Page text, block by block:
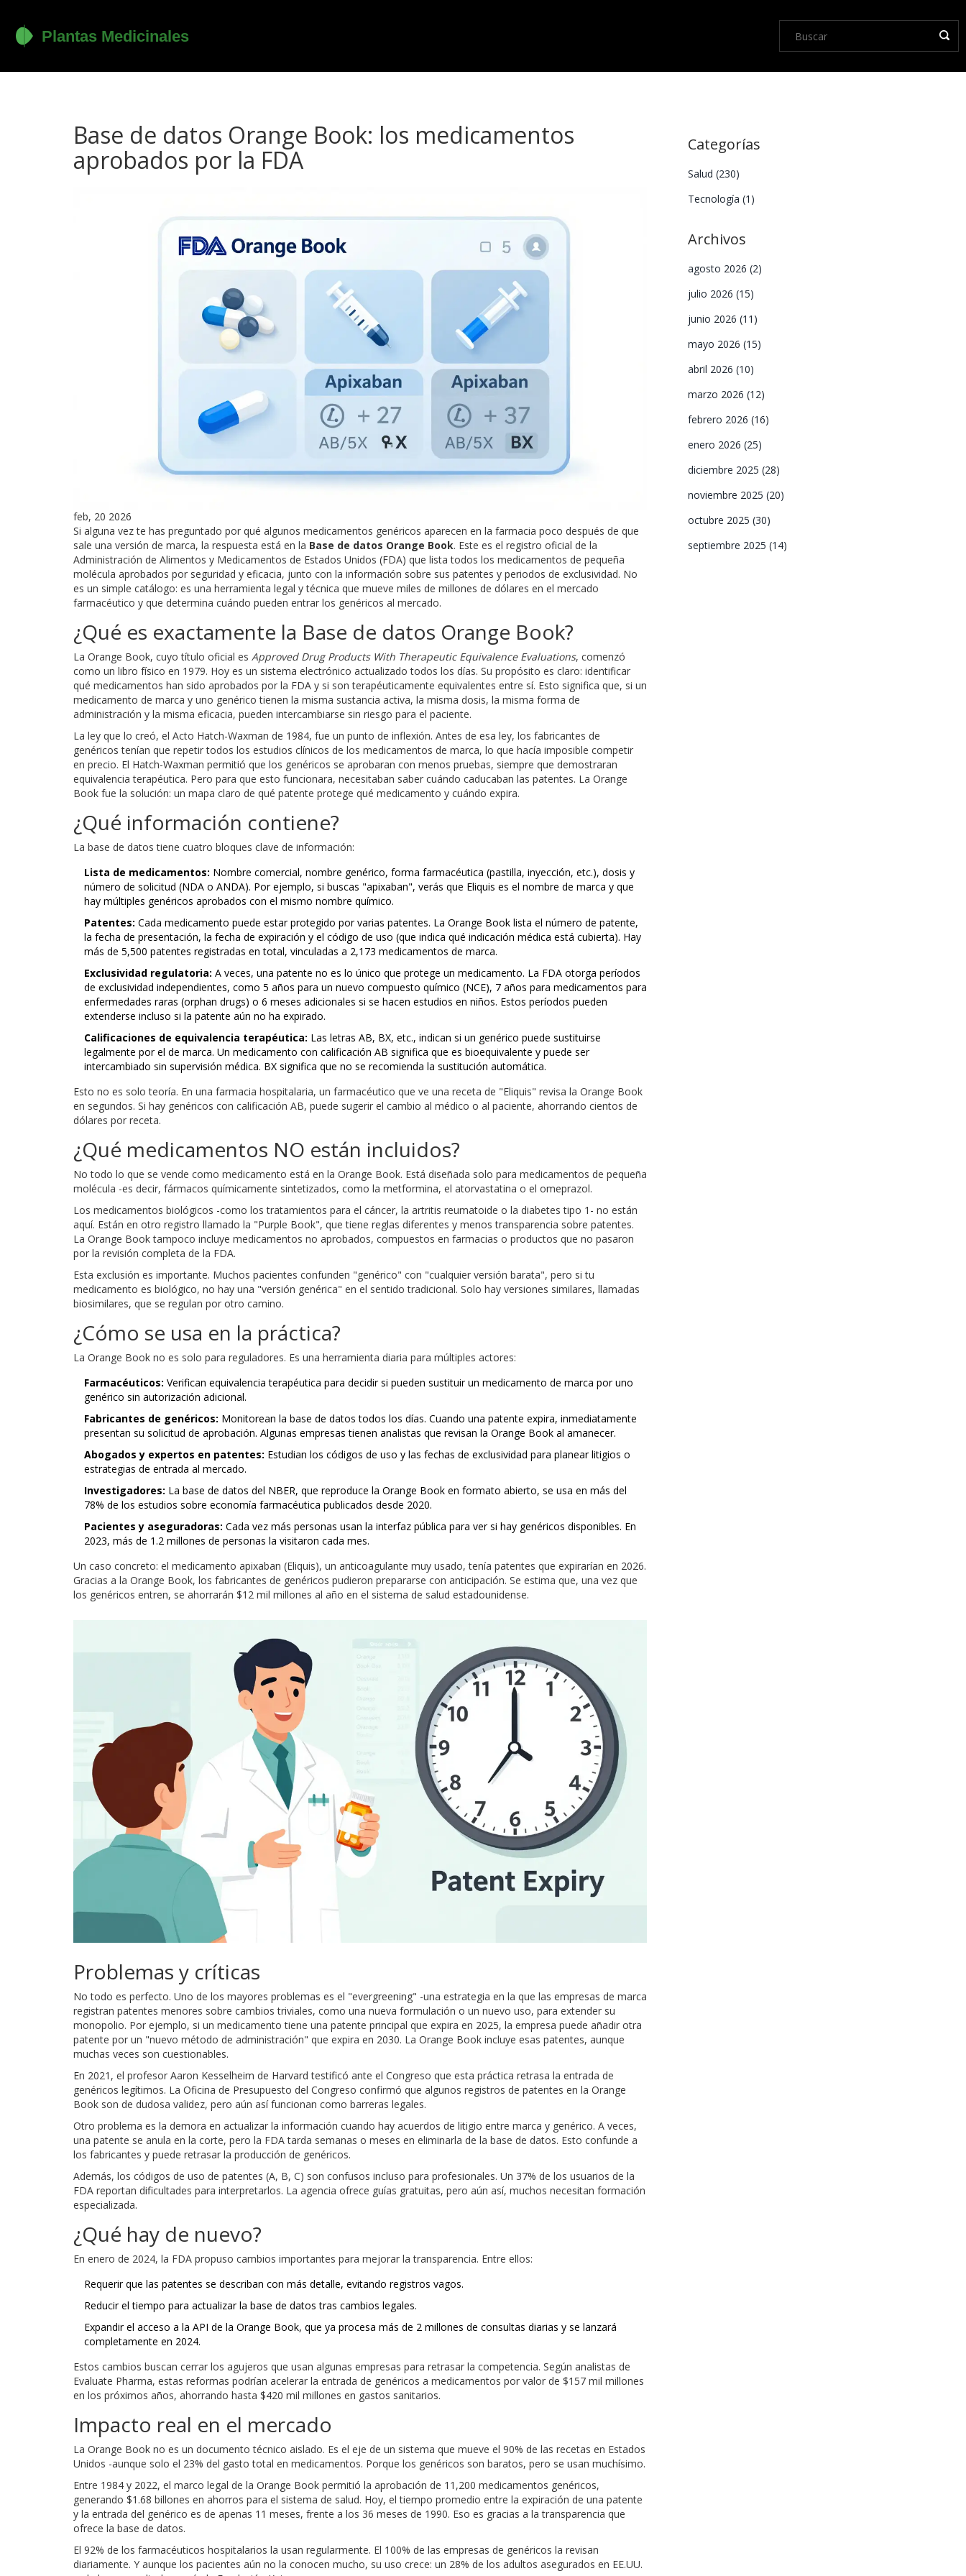
Base de datos Orange Book: los medicamentos
aprobados por la FDA
feb, 20 2026
Si alguna vez te has preguntado por qué algunos medicamentos genéricos aparecen en la farmacia poco después de que
sale una versión de marca, la respuesta está en la Base de datos Orange Book. Este es el registro oficial de la
Administración de Alimentos y Medicamentos de Estados Unidos (FDA) que lista todos los medicamentos de pequeña
molécula aprobados por seguridad y eficacia, junto con la información sobre sus patentes y periodos de exclusividad. No
es un simple catálogo: es una herramienta legal y técnica que mueve miles de millones de dólares en el mercado
farmacéutico y que determina cuándo pueden entrar los genéricos al mercado.
¿Qué es exactamente la Base de datos Orange Book?
La Orange Book, cuyo título oficial es Approved Drug Products With Therapeutic Equivalence Evaluations, comenzó
como un libro físico en 1979. Hoy es un sistema electrónico actualizado todos los días. Su propósito es claro: identificar
qué medicamentos han sido aprobados por la FDA y si son terapéuticamente equivalentes entre sí. Esto significa que, si un
medicamento de marca y uno genérico tienen la misma sustancia activa, la misma dosis, la misma forma de
administración y la misma eficacia, pueden intercambiarse sin riesgo para el paciente.
La ley que lo creó, el Acto Hatch-Waxman de 1984, fue un punto de inflexión. Antes de esa ley, los fabricantes de
genéricos tenían que repetir todos los estudios clínicos de los medicamentos de marca, lo que hacía imposible competir
en precio. El Hatch-Waxman permitió que los genéricos se aprobaran con menos pruebas, siempre que demostraran
equivalencia terapéutica. Pero para que esto funcionara, necesitaban saber cuándo caducaban las patentes. La Orange
Book fue la solución: un mapa claro de qué patente protege qué medicamento y cuándo expira.
¿Qué información contiene?
La base de datos tiene cuatro bloques clave de información:
Lista de medicamentos: Nombre comercial, nombre genérico, forma farmacéutica (pastilla, inyección, etc.), dosis y
número de solicitud (NDA o ANDA). Por ejemplo, si buscas "apixaban", verás que Eliquis es el nombre de marca y que
hay múltiples genéricos aprobados con el mismo nombre químico.
Patentes: Cada medicamento puede estar protegido por varias patentes. La Orange Book lista el número de patente,
la fecha de presentación, la fecha de expiración y el código de uso (que indica qué indicación médica está cubierta). Hay
más de 5,500 patentes registradas en total, vinculadas a 2,173 medicamentos de marca.
Exclusividad regulatoria: A veces, una patente no es lo único que protege un medicamento. La FDA otorga períodos
de exclusividad independientes, como 5 años para un nuevo compuesto químico (NCE), 7 años para medicamentos para
enfermedades raras (orphan drugs) o 6 meses adicionales si se hacen estudios en niños. Estos períodos pueden
extenderse incluso si la patente aún no ha expirado.
Calificaciones de equivalencia terapéutica: Las letras AB, BX, etc., indican si un genérico puede sustituirse
legalmente por el de marca. Un medicamento con calificación AB significa que es bioequivalente y puede ser
intercambiado sin supervisión médica. BX significa que no se recomienda la sustitución automática.
Esto no es solo teoría. En una farmacia hospitalaria, un farmacéutico que ve una receta de "Eliquis" revisa la Orange Book
en segundos. Si hay genéricos con calificación AB, puede sugerir el cambio al médico o al paciente, ahorrando cientos de
dólares por receta.
¿Qué medicamentos NO están incluidos?
No todo lo que se vende como medicamento está en la Orange Book. Está diseñada solo para medicamentos de pequeña
molécula -es decir, fármacos químicamente sintetizados, como la metformina, el atorvastatina o el omeprazol.
Los medicamentos biológicos -como los tratamientos para el cáncer, la artritis reumatoide o la diabetes tipo 1- no están
aquí. Están en otro registro llamado la "Purple Book", que tiene reglas diferentes y menos transparencia sobre patentes.
La Orange Book tampoco incluye medicamentos no aprobados, compuestos en farmacias o productos que no pasaron
por la revisión completa de la FDA.
Esta exclusión es importante. Muchos pacientes confunden "genérico" con "cualquier versión barata", pero si tu
medicamento es biológico, no hay una "versión genérica" en el sentido tradicional. Solo hay versiones similares, llamadas
biosimilares, que se regulan por otro camino.
¿Cómo se usa en la práctica?
La Orange Book no es solo para reguladores. Es una herramienta diaria para múltiples actores:
Farmacéuticos: Verifican equivalencia terapéutica para decidir si pueden sustituir un medicamento de marca por uno
genérico sin autorización adicional.
Fabricantes de genéricos: Monitorean la base de datos todos los días. Cuando una patente expira, inmediatamente
presentan su solicitud de aprobación. Algunas empresas tienen analistas que revisan la Orange Book al amanecer.
Abogados y expertos en patentes: Estudian los códigos de uso y las fechas de exclusividad para planear litigios o
estrategias de entrada al mercado.
Investigadores: La base de datos del NBER, que reproduce la Orange Book en formato abierto, se usa en más del
78% de los estudios sobre economía farmacéutica publicados desde 2020.
Pacientes y aseguradoras: Cada vez más personas usan la interfaz pública para ver si hay genéricos disponibles. En
2023, más de 1.2 millones de personas la visitaron cada mes.
Un caso concreto: el medicamento apixaban (Eliquis), un anticoagulante muy usado, tenía patentes que expirarían en 2026.
Gracias a la Orange Book, los fabricantes de genéricos pudieron prepararse con anticipación. Se estima que, una vez que
los genéricos entren, se ahorrarán $12 mil millones al año en el sistema de salud estadounidense.
Problemas y críticas
No todo es perfecto. Uno de los mayores problemas es el "evergreening" -una estrategia en la que las empresas de marca
registran patentes menores sobre cambios triviales, como una nueva formulación o un nuevo uso, para extender su
monopolio. Por ejemplo, si un medicamento tiene una patente principal que expira en 2025, la empresa puede añadir otra
patente por un "nuevo método de administración" que expira en 2030. La Orange Book incluye esas patentes, aunque
muchas veces son cuestionables.
En 2021, el profesor Aaron Kesselheim de Harvard testificó ante el Congreso que esta práctica retrasa la entrada de
genéricos legítimos. La Oficina de Presupuesto del Congreso confirmó que algunos registros de patentes en la Orange
Book son de dudosa validez, pero aún así funcionan como barreras legales.
Otro problema es la demora en actualizar la información cuando hay acuerdos de litigio entre marca y genérico. A veces,
una patente se anula en la corte, pero la FDA tarda semanas o meses en eliminarla de la base de datos. Esto confunde a
los fabricantes y puede retrasar la producción de genéricos.
Además, los códigos de uso de patentes (A, B, C) son confusos incluso para profesionales. Un 37% de los usuarios de la
FDA reportan dificultades para interpretarlos. La agencia ofrece guías gratuitas, pero aún así, muchos necesitan formación
especializada.
¿Qué hay de nuevo?
En enero de 2024, la FDA propuso cambios importantes para mejorar la transparencia. Entre ellos:
Requerir que las patentes se describan con más detalle, evitando registros vagos.
Reducir el tiempo para actualizar la base de datos tras cambios legales.
Expandir el acceso a la API de la Orange Book, que ya procesa más de 2 millones de consultas diarias y se lanzará
completamente en 2024.
Estos cambios buscan cerrar los agujeros que usan algunas empresas para retrasar la competencia. Según analistas de
Evaluate Pharma, estas reformas podrían acelerar la entrada de genéricos a medicamentos por valor de $157 mil millones
en los próximos años, ahorrando hasta $420 mil millones en gastos sanitarios.
Impacto real en el mercado
La Orange Book no es un documento técnico aislado. Es el eje de un sistema que mueve el 90% de las recetas en Estados
Unidos -aunque solo el 23% del gasto total en medicamentos. Porque los genéricos son baratos, pero se usan muchísimo.
Entre 1984 y 2022, el marco legal de la Orange Book permitió la aprobación de 11,200 medicamentos genéricos,
generando $1.68 billones en ahorros para el sistema de salud. Hoy, el tiempo promedio entre la expiración de una patente
y la entrada del genérico es de apenas 11 meses, frente a los 36 meses de 1990. Eso es gracias a la transparencia que
ofrece la base de datos.
El 92% de los farmacéuticos hospitalarios la usan regularmente. El 100% de las empresas de genéricos la revisan
diariamente. Y aunque los pacientes aún no la conocen mucho, su uso crece: un 28% de los adultos asegurados en EE.UU.
Categorías
Salud (230)
Tecnología (1)
Archivos
agosto 2026 (2)
julio 2026 (15)
junio 2026 (11)
mayo 2026 (15)
abril 2026 (10)
marzo 2026 (12)
febrero 2026 (16)
enero 2026 (25)
diciembre 2025 (28)
noviembre 2025 (20)
octubre 2025 (30)
septiembre 2025 (14)